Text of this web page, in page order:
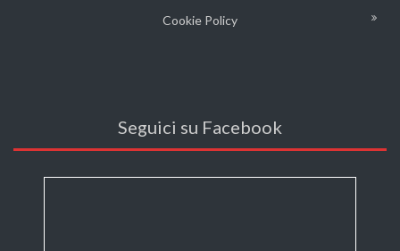
Cookie Policy
Seguici su Facebook